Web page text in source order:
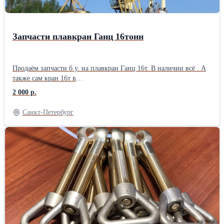
Запчасти плавкран Ганц 16тонн
Продаём запчасти б.у. на плавкран Ганц 16т. В наличии всё . А
также сам кран 16т в
2 000 р.
Санкт-Петербург